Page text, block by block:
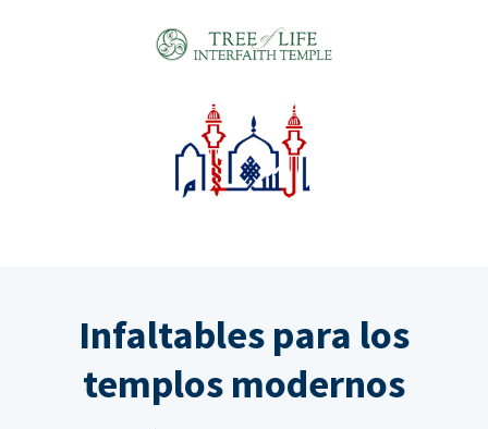
Infaltables para los
templos modernos